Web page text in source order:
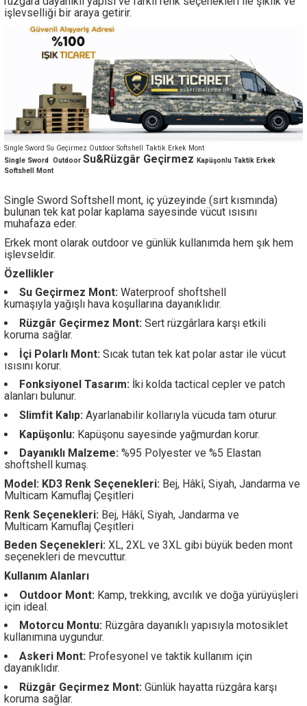
işlevselliği bir araya getirir.
Single Sword Su Geçirmez Outdoor Softshell Taktik Erkek Mont
Single Sword
Outdoor Su&Rüzgâr Geçirmez
Kapüşonlu Taktik Erkek
Softshell Mont
Single Sword Softshell mont, iç yüzeyinde (sırt kısmında)
bulunan tek kat polar kaplama sayesinde vücut ısısını
muhafaza eder.
Erkek mont olarak outdoor ve günlük kullanımda hem şık hem
işlevseldir.
Özellikler
Su Geçirmez Mont: Waterproof shoftshell
kumaşıyla yağışlı hava koşullarına dayanıklıdır.
Rüzgâr Geçirmez Mont: Sert rüzgârlara karşı etkili
koruma sağlar.
İçi Polarlı Mont: Sıcak tutan tek kat polar astar ile vücut
ısısını korur.
Fonksiyonel Tasarım: İki kolda tactical cepler ve patch
alanları bulunur.
Slimfit Kalıp: Ayarlanabilir kollarıyla vücuda tam oturur.
Kapüşonlu: Kapüşonu sayesinde yağmurdan korur.
Dayanıklı Malzeme: %95 Polyester ve %5 Elastan
shoftshell kumaş.
Model: KD3 Renk Seçenekleri: Bej, Hâkî, Siyah, Jandarma ve
Multicam Kamuflaj Çeşitleri
Renk Seçenekleri: Bej, Hâkî, Siyah, Jandarma ve
Multicam Kamuflaj Çeşitleri
Beden Seçenekleri: XL, 2XL ve 3XL gibi büyük beden mont
seçenekleri de mevcuttur.
Kullanım Alanları
Outdoor Mont: Kamp, trekking, avcılık ve doğa yürüyüşleri
için ideal.
Motorcu Montu: Rüzgâra dayanıklı yapısıyla motosiklet
kullanımına uygundur.
Askeri Mont: Profesyonel ve taktik kullanım için
dayanıklıdır.
Rüzgâr Geçirmez Mont: Günlük hayatta rüzgâra karşı
koruma sağlar.